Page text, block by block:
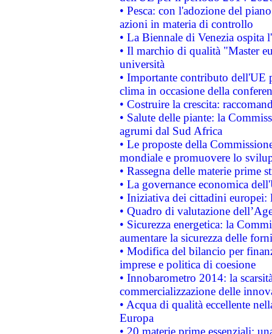
• Pesca: con l'adozione del
azioni in materia di controllo
• La Biennale di Venezia ospita
• Il marchio di qualità "Master
università
• Importante contributo dell'UE
clima in occasione della
• Costruire la crescita:
• Salute delle piante: la
agrumi dal Sud Africa
• Le proposte della
mondiale e promuovere lo
• Rassegna delle materie prime
• La governance economica
• Iniziativa dei cittadini
• Quadro di valutazione
• Sicurezza energetica: la
aumentare la sicurezza delle
• Modifica del bilancio per
imprese e politica di coesione
• Innobarometro 2014: la
commercializzazione delle
• Acqua di qualità eccellente
Europa
• 20 materie prime essenziali: